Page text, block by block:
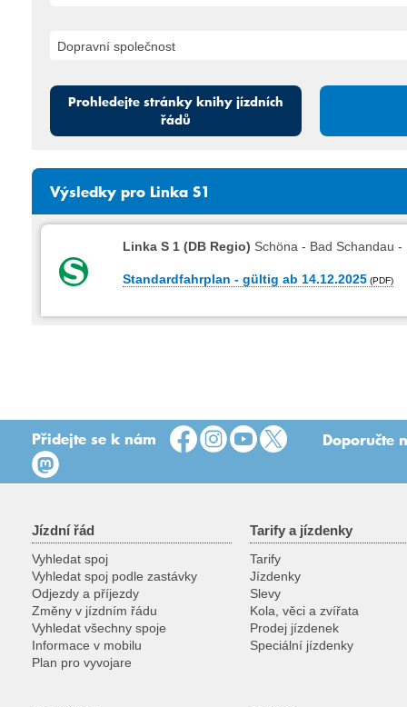
Prohledejte stránky knihy jízdních
řádů
Výsledky pro Linka S1
Linka S 1 (DB Regio) Schöna - Bad Schandau
Standardfahrplan - gültig ab 14.12.2025
Přidejte se k nám Doporučte
Jízdní řád
Vyhledat spoj
Vyhledat spoj podle zastávky
Odjezdy a příjezdy
Změny v jízdním řádu
Vyhledat všechny spoje
Informace v mobilu
Plan pro vyvojare
Tarify a jízdenky
Tarify
Jízdenky
Slevy
Kola, věci a zvířata
Prodej jízdenek
Speciální jízdenky